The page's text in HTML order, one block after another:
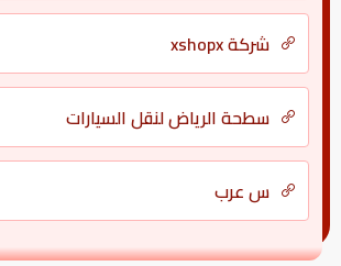
شركة xshopx
سطحة الرياض لنقل السيارات
س عرب